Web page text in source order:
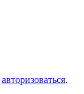
авторизоваться.